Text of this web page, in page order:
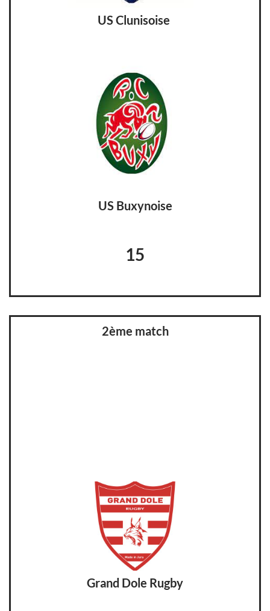
US Clunisoise
US Buxynoise
15
2ème match
Grand Dole Rugby